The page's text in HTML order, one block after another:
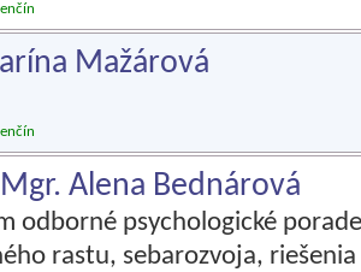
Mažárová
Alena Bednárová
odborné psychologické
rastu, sebarozvoja,